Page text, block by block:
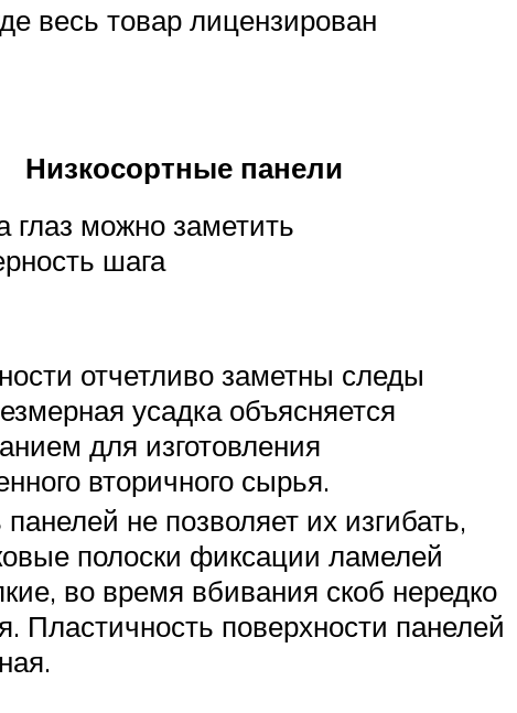
весь товар лицензирован
Низкосортные панели
глаз можно заметить
шага
отчетливо заметны следы
усадка объясняется
для изготовления
вторичного сырья.
не позволяет их изгибать,
полоски фиксации ламелей
во время вбивания скоб нередко
Пластичность поверхности панелей